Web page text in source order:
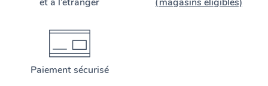
Paiement sécurisé